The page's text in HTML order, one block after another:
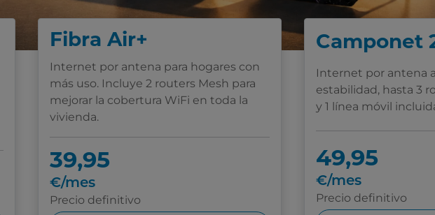
Fibra Air+
Internet por antena para hogares con
más uso. Incluye 2 routers Mesh para
mejorar la cobertura WiFi en toda la
vivienda.
39,95
€/mes
Precio definitivo
Camponet
Internet por antena
estabilidad, hasta 3
y 1 línea móvil
49,95
€/mes
Precio definitivo